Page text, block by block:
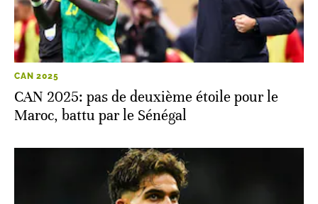
CAN 2025
CAN 2025: pas de deuxième étoile pour le
Maroc, battu par le Sénégal